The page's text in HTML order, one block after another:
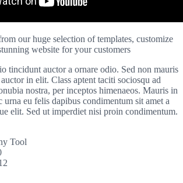
our huge selection of templates, customize
website for your customers
tincidunt auctor a ornare odio. Sed non mauris
in elit. Class aptent taciti sociosqu ad
nostra, per inceptos himenaeos. Mauris in
urna eu felis dapibus condimentum sit amet a
elit. Sed ut imperdiet nisi proin condimentum.
Tool